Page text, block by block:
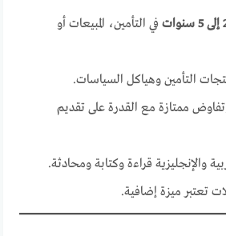
في التأمين، المبيعات أو
التأمين وهياكل السياسات.
ممتازة مع القدرة على تقديم
والإنجليزية قراءة وكتابة ومحادثة.
تعتبر ميزة إضافية.